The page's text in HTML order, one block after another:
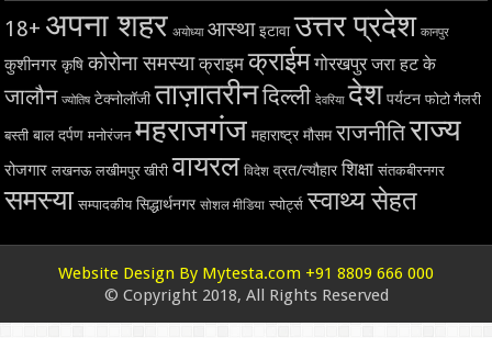
18+ अपना शहर अयोध्या आस्था इटावा उत्तर प्रदेश कानपुर
कुशीनगर कृषि कोरोना समस्या क्राइम क्राईम गोरखपुर जरा हट के
जालौन ज्योतिष टेक्नोलॉजी ताज़ातरीनदिल्ली देवरिया देश पर्यटन फोटो गैलरी
बस्ती बाल दर्पण मनोरंजन महराजगंज महाराष्ट्र मौसम राजनीतिराज्य
रोजगार लखनऊ लखीमपुर खीरी वायरल विदेश व्रत/त्यौहार शिक्षा संतकबीरनगर
समस्या सम्पादकीय सिद्धार्थनगर सोशल मीडिया स्पोर्ट्स स्वाथ्य सेहत
Website Design By Mytesta.com +91 8809 666 000
© Copyright 2018, All Rights Reserved